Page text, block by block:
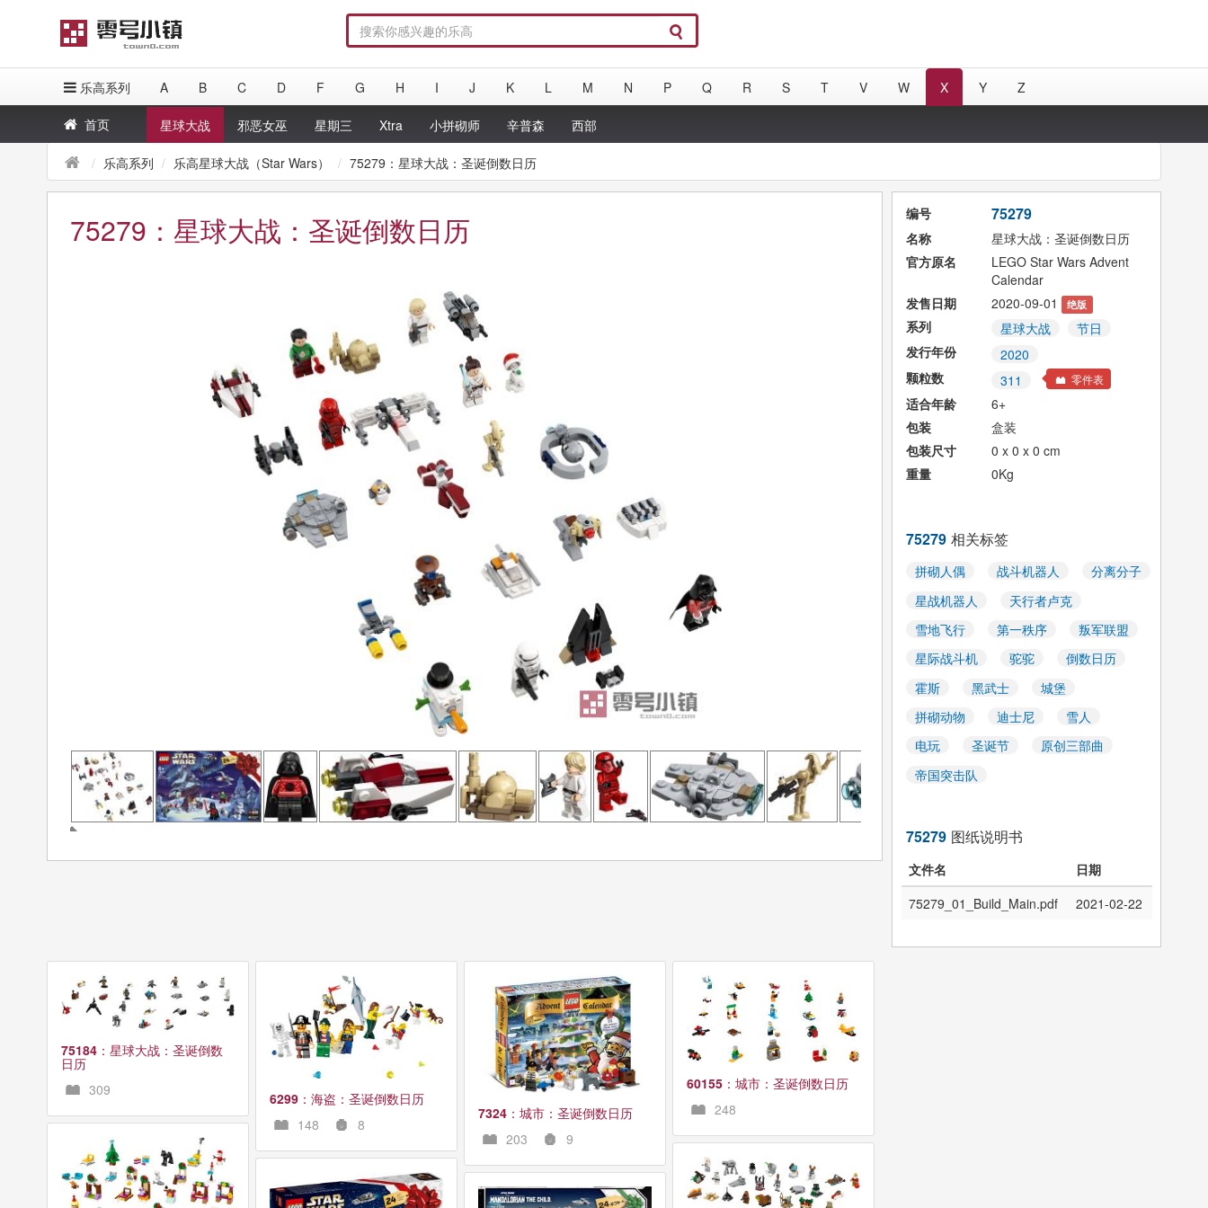
乐高系列 A B C D F G H I J K L M N P Q R S T V W X Y Z
首页 星球大战 邪恶女巫 星期三 Xtra 小拼砌师 辛普森 西部
乐高系列 乐高星球大战（Star Wars） 75279：星球大战：圣诞倒数日历
75279：星球大战：圣诞倒数日历
75184 ：星球大战：圣诞倒数
日历
309
6299 ：海盗：圣诞倒数日历
148
8
7324 ：城市：圣诞倒数日历
203
9
60155 ：城市：圣诞倒数日历
248
编号 75279
名称
星球大战：圣诞倒数日历
官方原名
LEGO Star Wars Advent
Calendar
发售日期
2020-09-01 绝版
系列 星球大战
节日
发行年份
2020
颗粒数
311 零件表
适合年龄
6+
包装
盒装
包装尺寸
0 x 0 x 0 cm
重量
0Kg
75279 相关标签
拼砌人偶 战斗机器人
分离分子
星战机器人
天行者卢克
雪地飞行
第一秩序
叛军联盟
星际战斗机
驼驼
倒数日历
霍斯
黑武士
城堡
拼砌动物
迪士尼
雪人
电玩
圣诞节
原创三部曲
帝国突击队
75279 图纸说明书
文件名
日期
75279_01_Build_Main.pdf
2021-02-22